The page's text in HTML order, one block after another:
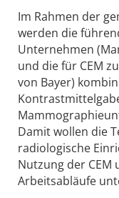
Im Rahmen der
werden die
Unternehmen
und die für CEM
von Bayer)
Damit wollen die
radiologische
Nutzung der
Arbeitsabläufe